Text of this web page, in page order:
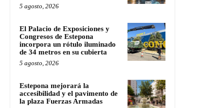
5 agosto, 2026
El Palacio de Exposiciones y
Congresos de Estepona
incorpora un rótulo iluminado
de 34 metros en su cubierta
5 agosto, 2026
Estepona mejorará la
accesibilidad y el pavimento de
la plaza Fuerzas Armadas